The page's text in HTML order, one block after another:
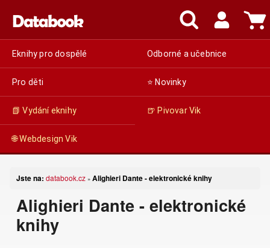
Eknihy pro dospělé Odborné a učebnice
Pro děti ⭐ Novinky
📗 Vydání eknihy 🍺 Pivovar Vik
🌐 Webdesign Vik
Jste na: databook.cz » Alighieri Dante - elektronické knihy
Alighieri Dante - elektronické
knihy